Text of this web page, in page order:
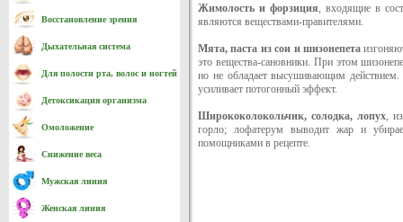
Восстановление зрения
Дыхательная система
Для полости рта, волос и ногтей
Детоксикация организма
Омоложение
Снижение веса
Мужская линия
Женская линия
Жимолость и форзиция, входящие в
являются веществами-правителями.
Мята, паста из сои и шизонепета
это вещества-сановники. При этом
но не обладает высушивающим
усиливает потогонный эффект.
Ширококолокольчик, солодка, лопух,
горло; лофатерум выводит жар и
помощниками в рецепте.